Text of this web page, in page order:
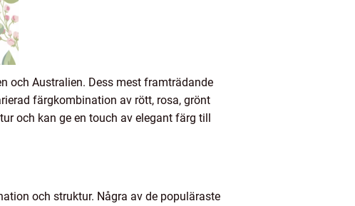
och Australien. Dess mest framträdande
färgkombination av rött, rosa, grönt
och kan ge en touch av elegant färg till
och struktur. Några av de populäraste